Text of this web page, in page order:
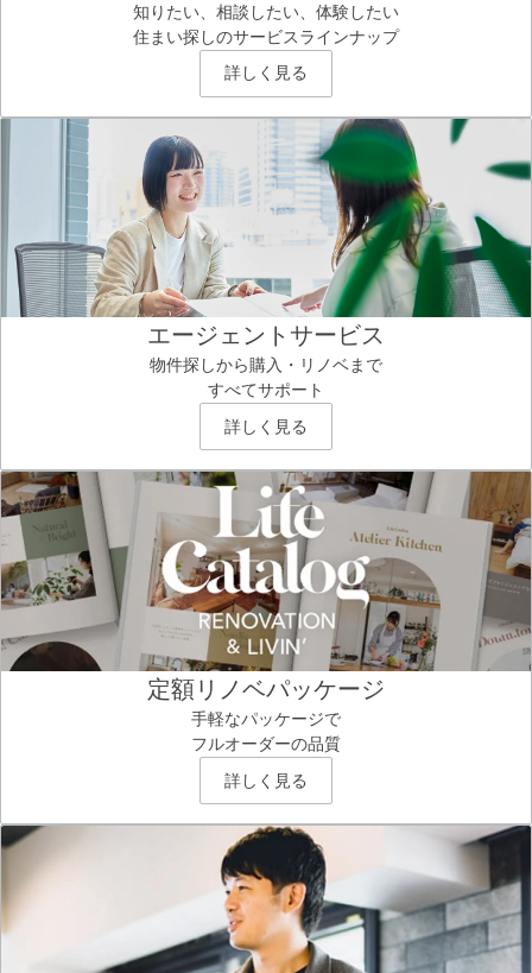
知りたい、相談したい、体験したい
住まい探しのサービスラインナップ
詳しく見る
エージェントサービス
物件探しから購入・リノベまで
すべてサポート
詳しく見る
定額リノベパッケージ
手軽なパッケージで
フルオーダーの品質
詳しく見る